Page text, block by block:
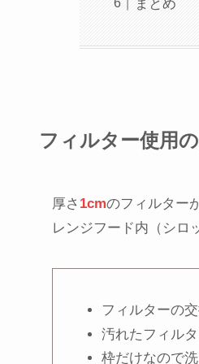
まとめ
フィルター使用
厚さ 1cmのフィルター
レンジフード内（シロ
フィルターの
汚れたフィル
枠だけなので